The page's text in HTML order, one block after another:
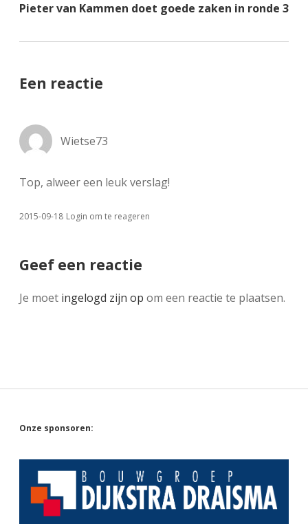
Pieter van Kammen doet goede zaken in ronde 3
Een reactie
Wietse73
Top, alweer een leuk verslag!
2015-09-18 Login om te reageren
Geef een reactie
Je moet ingelogd zijn op om een reactie te plaatsen.
Sidebar
Onze sponsoren: